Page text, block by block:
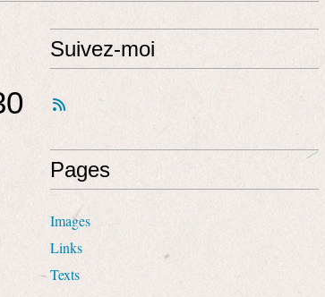
Suivez-moi
Pages
Images
Links
Texts